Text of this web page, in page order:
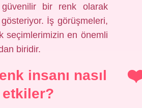
güvenilir bir renk olarak
gösteriyor. İş görüşmeleri,
seçimlerimizin en önemli
biridir.
insanı nasıl
etkiler?